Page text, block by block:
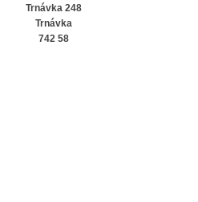
Trnávka 248
Trnávka
742 58